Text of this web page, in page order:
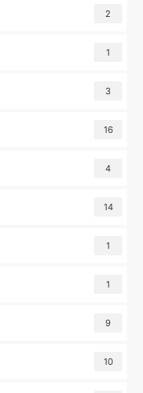
2
1
3
16
4
14
1
1
9
10